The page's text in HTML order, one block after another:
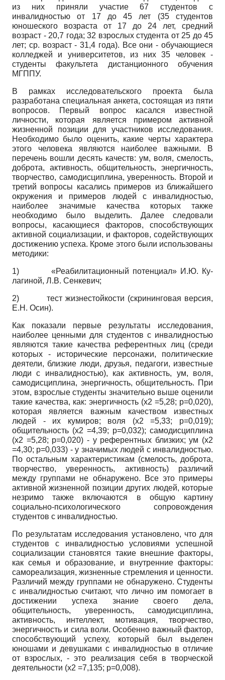
из них приняли участие 67 студентов с
инвалидностью от 17 до 45 лет (35 студентов
юношеского возраста от 17 до 24 лет, средний
возраст - 20,7 года; 32 взрослых студента от 25 до 45
лет; ср. возраст - 31,4 года). Все они - обучающиеся
колледжей и университетов, из них 35 человек -
студенты факультета дистанционного обучения
МГППУ.
В рамках исследовательского проекта была
разработана специальная анкета, состоящая из пяти
вопросов. Первый вопрос касался известной
личности, которая является примером активной
жизненной позиции для участников исследования.
Необходимо было оценить, какие черты характера
этого человека являются наиболее важными. В
перечень вошли десять качеств: ум, воля, смелость,
доброта, активность, общительность, энергичность,
творчество, самодисциплина, уверенность. Второй и
третий вопросы касались примеров из ближайшего
окружения и примеров людей с инвалидностью,
наиболее значимые качества которых также
необходимо было выделить. Далее следовали
вопросы, касающиеся факторов, способствующих
активной социализации, и факторов, содействующих
достижению успеха. Кроме этого были использованы
методики:
1)
«Реабилитационный потенциал» И.Ю. Ку­
лагиной, Л.В. Сенкевич;
2)
тест жизнестойкости (скрининговая версия,
Е.Н. Осин).
Как показали первые результаты исследования,
наиболее ценными для студентов с инвалидностью
являются такие качества референтных лиц (среди
которых - исторические персонажи, политические
деятели, близкие люди, друзья, педагоги, известные
люди с инвалидностью), как активность, ум, воля,
самодисциплина, энергичность, общительность. При
этом, взрослые студенты значительно выше оценили
такие качества, как: энергичность (х2 =5,28; р=0,020),
которая является важным качеством известных
людей - их кумиров; воля (х2 =5,33; р=0,019);
общительность (х2 =4,39; р=0,032); самодисциплина
(х2 =5,28; р=0,020) - у референтных близких; ум (х2
=4,30; р=0,033) - у значимых людей с инвалидностью.
По остальным характеристикам (смелость, доброта,
творчество, уверенность, активность) различий
между группами не обнаружено. Все это примеры
активной жизненной позиции других людей, которые
незримо также включаются в общую картину
социально-психологического сопровождения
студентов с инвалидностью.
По результатам исследования установлено, что для
студентов с инвалидностью условиями успешной
социализации становятся такие внешние факторы,
как семья и образование, и внутренние факторы:
самореализация, жизненные стремления и ценности.
Различий между группами не обнаружено. Студенты
с инвалидностью считают, что лично им помогает в
достижении успеха знание своего дела,
общительность, уверенность, самодисциплина,
активность, интеллект, мотивация, творчество,
энергичность и сила воли. Особенно важный фактор,
способствующий успеху, который был выделен
юношами и девушками с инвалидностью в отличие
от взрослых, - это реализация себя в творческой
деятельности (х2 =7,135; р=0,008).